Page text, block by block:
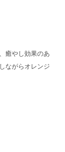
癒やし効果のあ
ながらオレンジ